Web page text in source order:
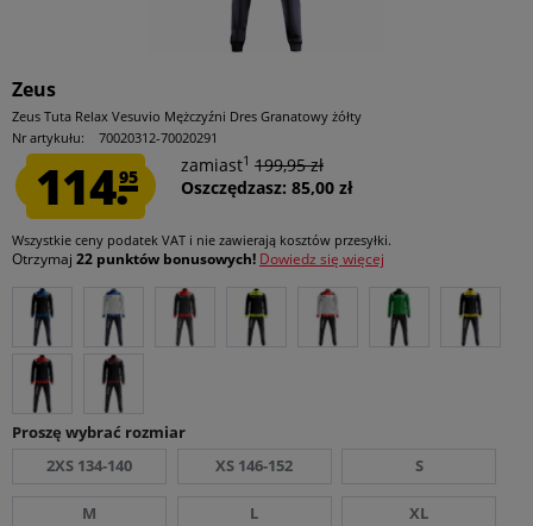
Zeus
Zeus Tuta Relax Vesuvio Mężczyźni Dres Granatowy żółty
Nr artykułu:
70020312-70020291
114.95
zamiast1 199,95 zł
Oszczędzasz: 85,00 zł
Wszystkie ceny podatek VAT i nie zawierają kosztów przesyłki.
Otrzymaj 22 punktów bonusowych! Dowiedz się więcej
Proszę wybrać rozmiar
2XS 134-140
XS 146-152 S
M L XL